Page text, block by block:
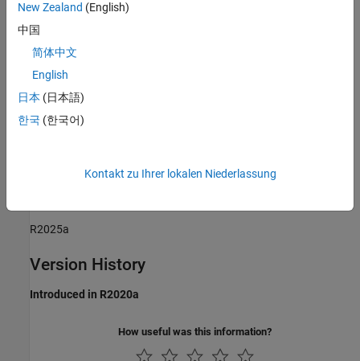
Rationale
Sub ID a:
Verification
R2025a
Version History
Introduced in R2020a
How useful was this information?
New Zealand (English)
中国
简体中文
English
日本 (日本語)
한국 (한국어)
Kontakt zu Ihrer lokalen Niederlassung